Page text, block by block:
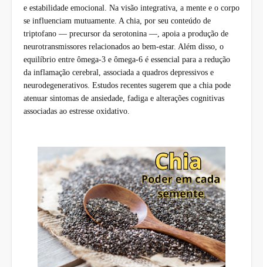
e estabilidade emocional. Na visão integrativa, a mente e o corpo
se influenciam mutuamente. A chia, por seu conteúdo de
triptofano — precursor da serotonina —, apoia a produção de
neurotransmissores relacionados ao bem-estar. Além disso, o
equilíbrio entre ômega-3 e ômega-6 é essencial para a redução
da inflamação cerebral, associada a quadros depressivos e
neurodegenerativos. Estudos recentes sugerem que a chia pode
atenuar sintomas de ansiedade, fadiga e alterações cognitivas
associadas ao estresse oxidativo.